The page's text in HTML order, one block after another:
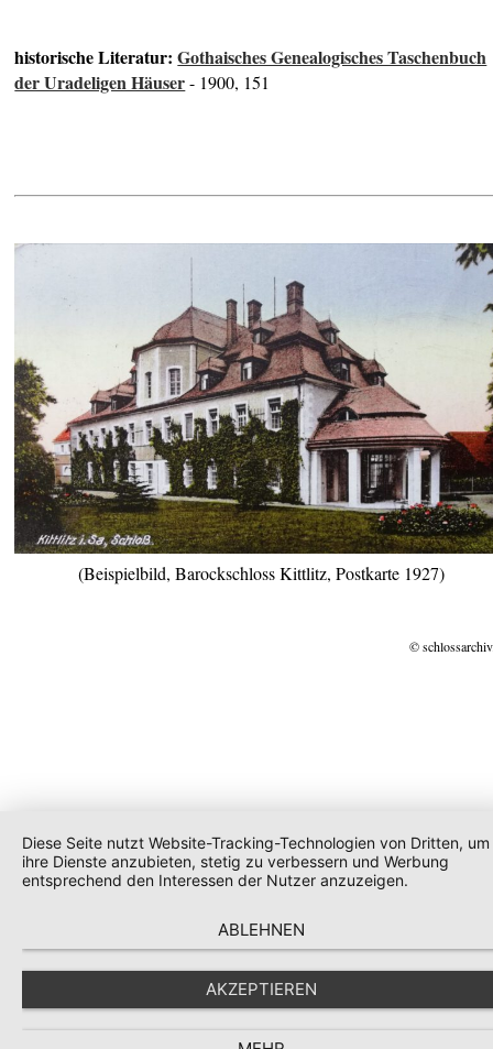
historische Literatur:Gothaisches Genealogisches Taschenbuch
der Uradeligen Häuser- 1900, 151
(Beispielbild, Barockschloss Kittlitz, Postkarte 1927)
©
Diese Seite nutzt Website-Tracking-Technologien von Dritten, um
ihre Dienste anzubieten, stetig zu verbessern und Werbung
entsprechend den Interessen der Nutzer anzuzeigen.
ABLEHNEN
AKZEPTIEREN